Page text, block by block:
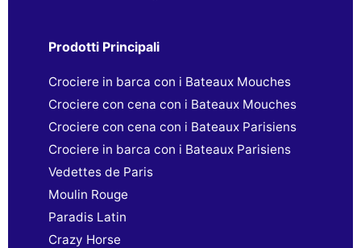
Prodotti Principali
Crociere in barca con i Bateaux Mouches
Crociere con cena con i Bateaux Mouches
Crociere con cena con i Bateaux Parisiens
Crociere in barca con i Bateaux Parisiens
Vedettes de Paris
Moulin Rouge
Paradis Latin
Crazy Horse